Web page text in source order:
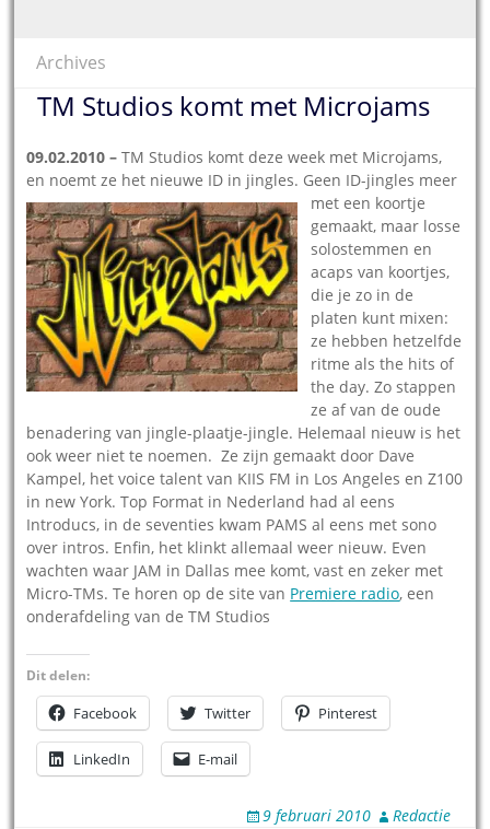
Archives
TM Studios komt met Microjams
09.02.2010 –TM Studios komt deze week met Microjams,
en noemt ze het nieuwe ID in jingles. Geen ID-jingles meer
met een koortje
gemaakt, maar losse
solostemmen en
acaps van koortjes,
die je zo in de
platen kunt mixen:
ze hebben hetzelfde
ritme als the hits of
the day. Zo stappen
ze af van de oude
benadering van jingle-plaatje-jingle. Helemaal nieuw is het
ook weer niet te noemen. Ze zijn gemaakt door Dave
Kampel, het voice talent van KIIS FM in Los Angeles en Z100
in new York. Top Format in Nederland had al eens
Introducs, in de seventies kwam PAMS al eens met sono
over intros. Enfin, het klinkt allemaal weer nieuw. Even
wachten waar JAM in Dallas mee komt, vast en zeker met
Micro-TMs. Te horen op de site van Premiere radio, een
onderafdeling van de TM Studios
Dit delen:
Facebook Twitter Pinterest
LinkedIn E-mail
9 februari 2010 Redactie